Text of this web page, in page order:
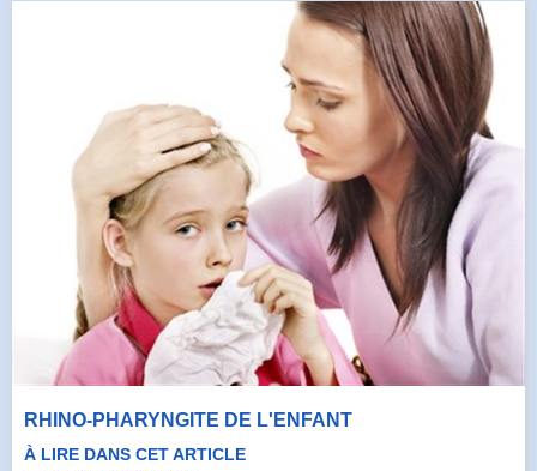
RHINO-PHARYNGITE DE L'ENFANT
À LIRE DANS CET ARTICLE